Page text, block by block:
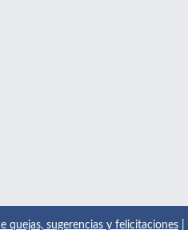
quejas, sugerencias y felicitaciones